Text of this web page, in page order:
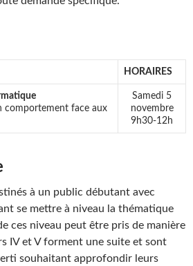
HORAIRES
comportement face aux
Samedi 5
novembre
9h30-12h
à un public débutant avec
se mettre à niveau la thématique
ces niveau peut être pris de manière
IV et V forment une suite et sont
souhaitant approfondir leurs